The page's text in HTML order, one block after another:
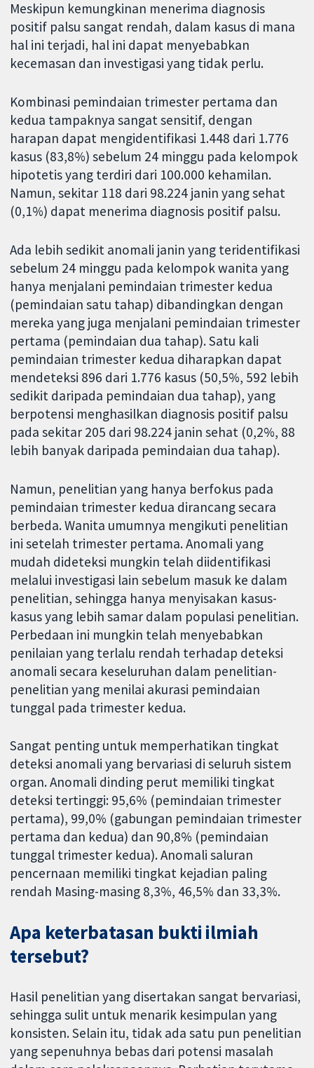
Meskipun kemungkinan menerima diagnosis
positif palsu sangat rendah, dalam kasus di mana
hal ini terjadi, hal ini dapat menyebabkan
kecemasan dan investigasi yang tidak perlu.
Kombinasi pemindaian trimester pertama dan
kedua tampaknya sangat sensitif, dengan
harapan dapat mengidentifikasi 1.448 dari 1.776
kasus (83,8%) sebelum 24 minggu pada kelompok
hipotetis yang terdiri dari 100.000 kehamilan.
Namun, sekitar 118 dari 98.224 janin yang sehat
(0,1%) dapat menerima diagnosis positif palsu.
Ada lebih sedikit anomali janin yang teridentifikasi
sebelum 24 minggu pada kelompok wanita yang
hanya menjalani pemindaian trimester kedua
(pemindaian satu tahap) dibandingkan dengan
mereka yang juga menjalani pemindaian trimester
pertama (pemindaian dua tahap). Satu kali
pemindaian trimester kedua diharapkan dapat
mendeteksi 896 dari 1.776 kasus (50,5%, 592 lebih
sedikit daripada pemindaian dua tahap), yang
berpotensi menghasilkan diagnosis positif palsu
pada sekitar 205 dari 98.224 janin sehat (0,2%, 88
lebih banyak daripada pemindaian dua tahap).
Namun, penelitian yang hanya berfokus pada
pemindaian trimester kedua dirancang secara
berbeda. Wanita umumnya mengikuti penelitian
ini setelah trimester pertama. Anomali yang
mudah dideteksi mungkin telah diidentifikasi
melalui investigasi lain sebelum masuk ke dalam
penelitian, sehingga hanya menyisakan kasus-
kasus yang lebih samar dalam populasi penelitian.
Perbedaan ini mungkin telah menyebabkan
penilaian yang terlalu rendah terhadap deteksi
anomali secara keseluruhan dalam penelitian-
penelitian yang menilai akurasi pemindaian
tunggal pada trimester kedua.
Sangat penting untuk memperhatikan tingkat
deteksi anomali yang bervariasi di seluruh sistem
organ. Anomali dinding perut memiliki tingkat
deteksi tertinggi: 95,6% (pemindaian trimester
pertama), 99,0% (gabungan pemindaian trimester
pertama dan kedua) dan 90,8% (pemindaian
tunggal trimester kedua). Anomali saluran
pencernaan memiliki tingkat kejadian paling
rendah Masing-masing 8,3%, 46,5% dan 33,3%.
Apa keterbatasan bukti ilmiah
tersebut?
Hasil penelitian yang disertakan sangat bervariasi,
sehingga sulit untuk menarik kesimpulan yang
konsisten. Selain itu, tidak ada satu pun penelitian
yang sepenuhnya bebas dari potensi masalah